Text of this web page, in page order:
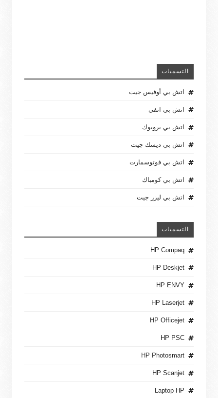
التسميات
اتش بي أوفيس جيت
اتش بي انفي
اتش بي بروبوك
اتش بي ديسك جيت
اتش بي فوتوسمارت
اتش بي كومباك
اتش بي ليزر جيت
التسميات
HP Compaq
HP Deskjet
HP ENVY
HP Laserjet
HP Officejet
HP PSC
HP Photosmart
HP Scanjet
Laptop HP